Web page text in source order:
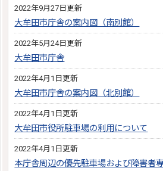
2022年9月27日更新
大牟田市庁舎の案内図（南別館）
2022年5月24日更新
大牟田市庁舎
2022年4月1日更新
大牟田市庁舎の案内図（北別館）
2022年4月1日更新
大牟田市役所駐車場の利用について
2022年4月1日更新
本庁舎周辺の優先駐車場および障害者